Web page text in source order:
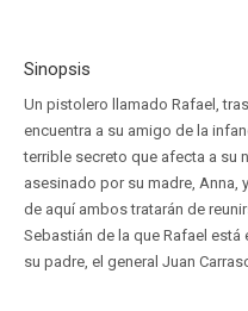
Sinopsis
Un pistolero llamado Rafael,
encuentra a su amigo de la
terrible secreto que afecta a su
asesinado por su madre, Anna,
de aquí ambos tratarán de
Sebastián de la que Rafael
su padre, el general Juan